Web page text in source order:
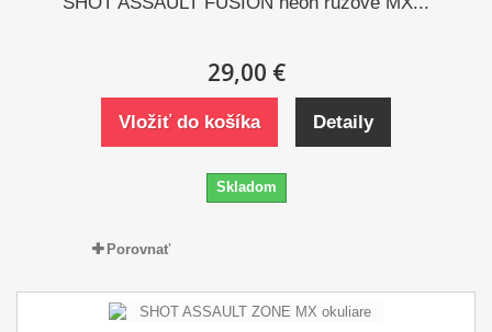
29,00 €
Vložiť do košíka Detaily
Skladom
Porovnať